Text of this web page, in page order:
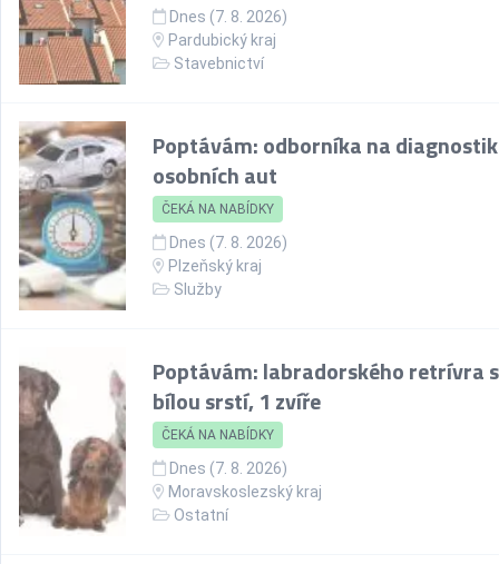
Dnes (7. 8. 2026)
Pardubický kraj
Stavebnictví
Poptávám: odborníka na
osobních aut
ČEKÁ NA NABÍDKY
Dnes (7. 8. 2026)
Plzeňský kraj
Služby
Poptávám: labradorského retrívra s
bílou srstí, 1 zvíře
ČEKÁ NA NABÍDKY
Dnes (7. 8. 2026)
Moravskoslezský kraj
Ostatní